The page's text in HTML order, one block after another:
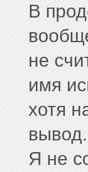
В
не
имя
хотя
вывод.
Я не